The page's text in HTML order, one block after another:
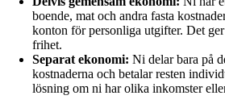
boende, mat och andra fasta
konton för personliga utgifter. Det
frihet.
Separat ekonomi: Ni delar bara på
kostnaderna och betalar resten
lösning om ni har olika inkomster